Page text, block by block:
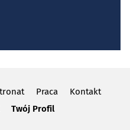
Praca
Kontakt
Twój Profil